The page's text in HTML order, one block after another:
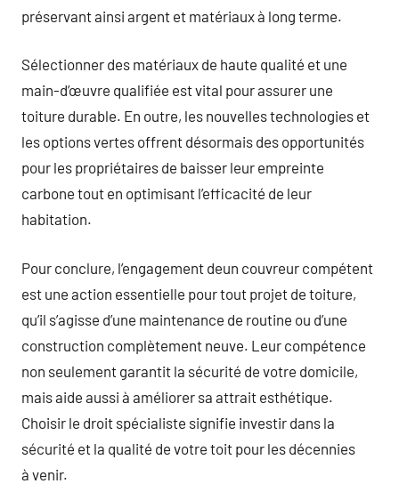
préservant ainsi argent et matériaux à long terme.
Sélectionner des matériaux de haute qualité et une
main-d’œuvre qualifiée est vital pour assurer une
toiture durable. En outre, les nouvelles technologies et
les options vertes offrent désormais des opportunités
pour les propriétaires de baisser leur empreinte
carbone tout en optimisant l’efficacité de leur
habitation.
Pour conclure, l’engagement deun couvreur compétent
est une action essentielle pour tout projet de toiture,
qu’il s’agisse d’une maintenance de routine ou d’une
construction complètement neuve. Leur compétence
non seulement garantit la sécurité de votre domicile,
mais aide aussi à améliorer sa attrait esthétique.
Choisir le droit spécialiste signifie investir dans la
sécurité et la qualité de votre toit pour les décennies
à venir.